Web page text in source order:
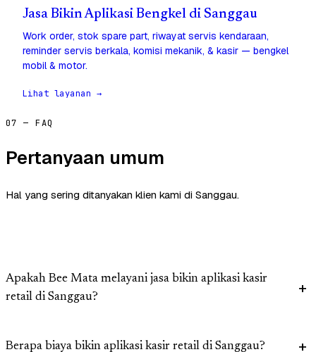
Jasa Bikin Aplikasi Bengkel di Sanggau
Work order, stok spare part, riwayat servis kendaraan,
reminder servis berkala, komisi mekanik, & kasir — bengkel
mobil & motor.
Lihat layanan →
07 — FAQ
Pertanyaan umum
Hal yang sering ditanyakan klien kami di Sanggau.
Apakah Bee Mata melayani jasa bikin aplikasi kasir
retail di Sanggau?
Berapa biaya bikin aplikasi kasir retail di Sanggau?